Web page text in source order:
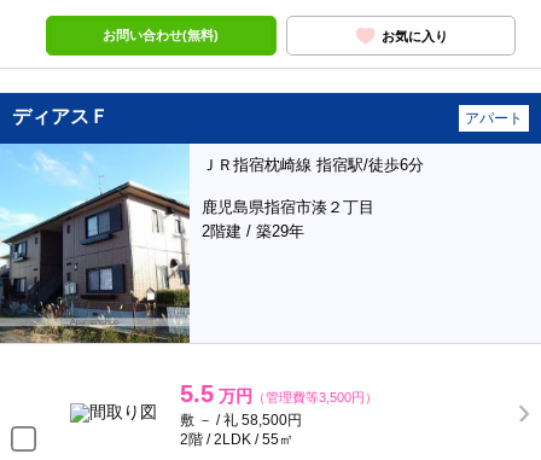
お問い合わせ(無料) お気に入り
ディアスＦ アパート
ＪＲ指宿枕崎線 指宿駅/徒歩6分
鹿児島県指宿市湊２丁目
2階建 / 築29年
5.5 万円 （管理費等3,500円）
敷 － / 礼 58,500円
2階 / 2LDK / 55㎡